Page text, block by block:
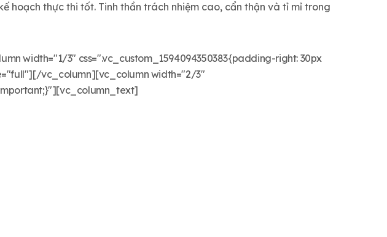
hoạch thực thi tốt. Tinh thần trách nhiệm cao, cẩn thận và tỉ mỉ trong
3" css=".vc_custom_1594094350383{padding-right: 30px
vc_column][vc_column width="2/3"